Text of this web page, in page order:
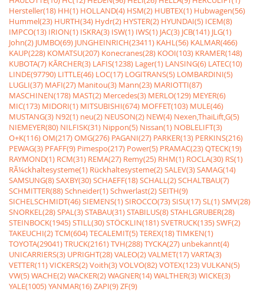
Hersteller(18) HH(1) HOLLAND(4) HSM(2) HUBTEX(1) Hubwagen(56)
Hummel(23) HURTH(34) Hydr(2) HYSTER(2) HYUNDAI(5) ICEM(8)
IMPCO(13) IRION(1) ISKRA(3) ISW(1) IWS(1) JAC(3) JCB(141) JLG(1)
John(2) JUMBO(69) JUNGHEINRICH(23411) KAHL(56) KALMAR(466)
KAUP(228) KOMATSU(207) Konecranes(28) KOOI(103) KRAMER(148)
KUBOTA(7) KÃRCHER(3) LAFIS(1238) Lager(1) LANSING(6) LATEC(10)
LINDE(97790) LITTLE(46) LOC(17) LOGITRANS(5) LOMBARDINI(5)
LUGLI(37) MAFI(27) Manitou(3) Mann(23) MARIOTTI(87)
MASCHINEN(178) MAST(2) Mercedes(3) MERLO(129) MEYER(6)
MIC(173) MIDORI(1) MITSUBISHI(674) MOFFET(103) MULE(46)
MUSTANG(3) N92(1) neu(2) NEUSON(2) NEW(4) Nexen,ThaiLift,G(5)
NIEMEYER(80) NILFISK(31) Nippon(5) Nissan(1) NOBLELIFT(3)
O+K(116)OM(217)OMG(276) PAGANI(27) PARKER(13) PERKINS(216)
PEWAG(3) PFAFF(9) Pimespo(217) Power(5) PRAMAC(23)QTECK(19)
RAYMOND(1) RCM(31) REMA(27) Remy(25) RHM(1) ROCLA(30) RS(1)
RÃ¼ckhaltesysteme(1) Rückhaltesysteme(2)SALEV(3)SAMAG(14)
SAMSUNG(8)SAXBY(30)SCHAEFF(18)SCHALL(2)SCHALTBAU(7)
SCHMITTER(88)Schneider(1)Schwerlast(2)SEITH(9)
SICHELSCHMIDT(46)SIEMENS(1)SIROCCO(73)SISU(17)SL(1)SMV(28)
SNORKEL(28)SPAL(3)STABAU(31)STABILUS(8)STAHLGRUBER(28)
STEINBOCK(1945)STILL(30)STÖCKLIN(181)SVETRUCK(135)SWF(2)
TAKEUCHI(2)TCM(604)TECALEMIT(5)TEREX(18)TIMKEN(1)
TOYOTA(29041)TRUCK(2161)TVH(288)TYCKA(27) unbekannt(4)
UNICARRIERS(3) UPRIGHT(28)VALEO(2)VALMET(17)VARTA(3)
VETTER(11)VICKERS(2)Voith(3)VOLVO(82)VOTEX(123)VULKAN(5)
VW(5)WACHE(2)WACKER(2)WAGNER(14)WALTHER(3)WICKE(3)
YALE(1005)YANMAR(16)ZAPI(9)ZF(9)